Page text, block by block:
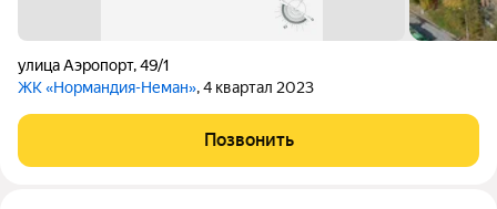
улица Аэропорт,49/1
ЖК «Нормандия-Неман», 4 квартал 2023
Позвонить